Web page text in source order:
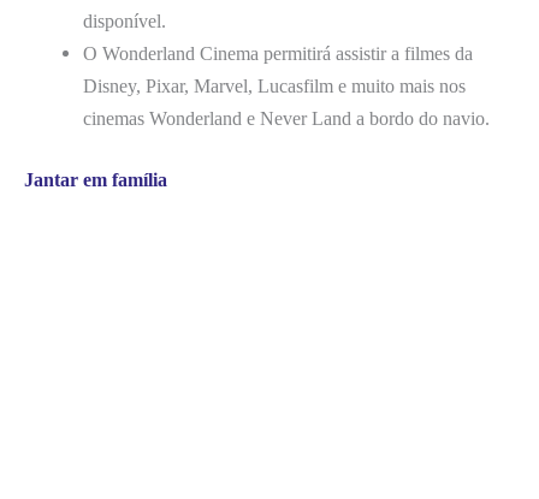
disponível.
O Wonderland Cinema permitirá assistir a filmes da
Disney, Pixar, Marvel, Lucasfilm e muito mais nos
cinemas Wonderland e Never Land a bordo do navio.
Jantar em família